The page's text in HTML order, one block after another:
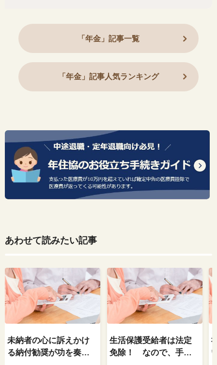
「年金」記事一覧
「年金」記事人気ランキング
あわせて読みたい記事
未納者の心に訴えかけ
る納付勧奨が功を奏す
生活保護受給者は法定
免除！ なので、手続